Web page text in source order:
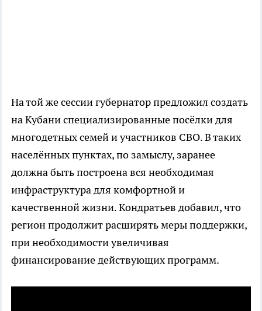
На той же сессии губернатор предложил создать
на Кубани специализированные посёлки для
многодетных семей и участников СВО. В таких
населённых пунктах, по замыслу, заранее
должна быть построена вся необходимая
инфраструктура для комфортной и
качественной жизни. Кондратьев добавил, что
регион продолжит расширять меры поддержки,
при необходимости увеличивая
финансирование действующих программ.